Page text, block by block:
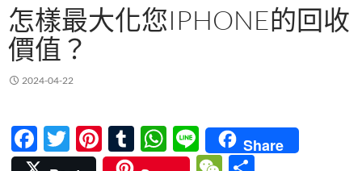
怎樣最大化您IPHONE的回收
價值？
2024-04-22
F
ac
T
w
Pi
nt
T
u
W
h
Li
n
Share